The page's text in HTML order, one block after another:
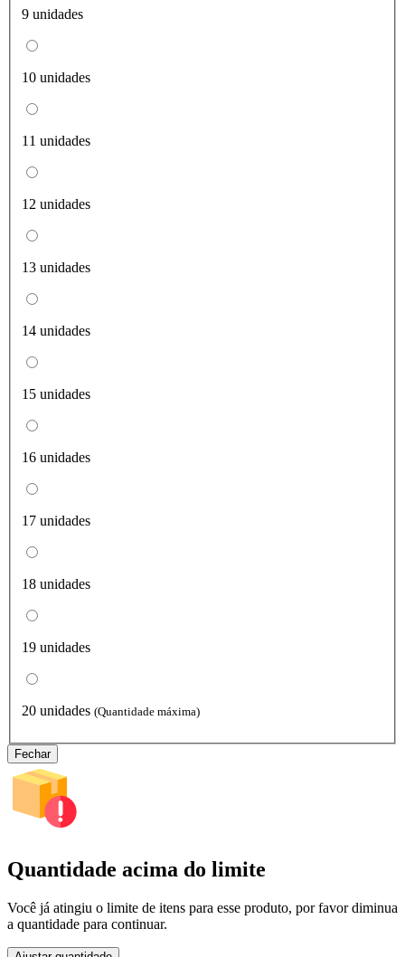
9 unidades
10 unidades
11 unidades
12 unidades
13 unidades
14 unidades
15 unidades
16 unidades
17 unidades
18 unidades
19 unidades
20 unidades (Quantidade máxima)
Fechar
Quantidade acima do limite
Você já atingiu o limite de itens para esse produto, por favor diminua
a quantidade para continuar.